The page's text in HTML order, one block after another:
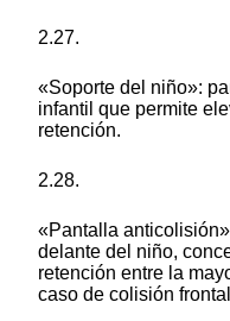
2.27.
«Soporte del niño»:
infantil que permite
retención.
2.28.
«Pantalla
delante del niño,
retención entre la
caso de colisión